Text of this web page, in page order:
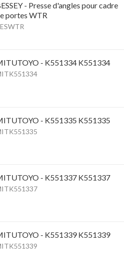
- Presse d'angles pour cadre
portes WTR
- K551334 K551334
- K551335 K551335
- K551337 K551337
- K551339 K551339